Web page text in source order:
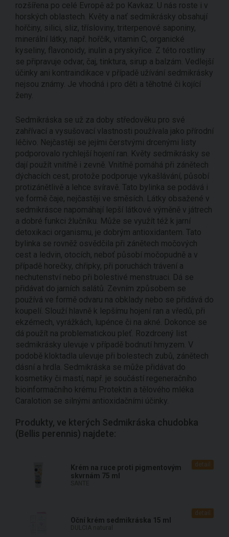
rozšířena po celé Evropě až po Kavkaz. U nás roste i v
horských oblastech. Květy a nať sedmikrásky obsahují
hořčiny, silici, sliz, třísloviny, triterpenové saponiny,
minerální látky, např. hořčík, vitamin C, organické
kyseliny, flavonoidy, inulin a pryskyřice. Z této rostliny
se připravuje odvar, čaj, tinktura, sirup a balzám. Vedlejší
účinky ani kontraindikace v případě užívání sedmikrásky
nejsou známy. Je vhodná i pro děti a těhotné či kojící
ženy.
Sedmikráska se už za doby středověku pro své
zahřívací a vysušovací vlastnosti používala jako přírodní
léčivo. Nejčastěji se jejími čerstvými drcenými listy
podporovalo rychlejší hojení ran. Květy sedmikrásky se
dají použít vnitřně i zevně. Vnitřně pomáhá při zánětech
dýchacích cest, protože podporuje vykašlávání, působí
protizánětlivě a lehce svíravě. Tato bylinka se podává i
ve formě čaje, nejčastěji ve směsích. Látky obsažené v
sedmikrásce napomáhají lepší látkové výměně v játrech
a dobré funkci žlučníku. Může se využít též k jarní
detoxikaci organismu, je dobrým antioxidantem. Tato
bylinka se rovněž osvědčila při zánětech močových
cest a ledvin, otocích, neboť působí močopudně a v
případě horečky, chřipky, při poruchách trávení a
nechutenství nebo při bolestivé menstruaci. Dá se
přidávat do jarních salátů. Zevním způsobem se
používá ve formě odvaru na obklady nebo se přidává do
koupelí. Slouží hlavně k lepšímu hojení ran a vředů, při
ekzémech, vyrážkách, lupénce či na akné. Dokonce se
dá použít na problematickou pleť. Rozdrcený list
sedmikrásky ulevuje v případě bodnutí hmyzem. V
podobě kloktadla ulevuje při bolestech zubů, zánětech
dásní a hrdla. Sedmikráska se může přidávat do
kosmetiky či mastí, např. je součástí regeneračního
bioinformačního krému Protektin a tělového mléka
Caralotion se silnými antioxidačními účinky.
Produkty, ve kterých Sedmikráska chudobka
(Bellis perennis) najdete:
Krém na ruce proti pigmentovým
skvrnám 75 ml
detail
Oční krém sedmikráska 15 ml
detail